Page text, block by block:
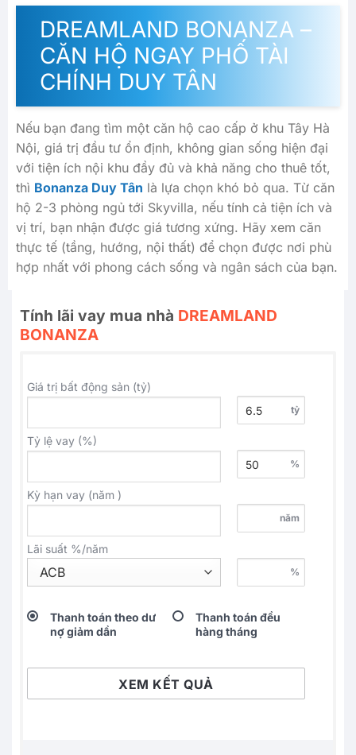
DREAMLAND BONANZA –
CĂN HỘ NGAY PHỐ TÀI
CHÍNH DUY TÂN
Nếu bạn đang tìm một căn hộ cao cấp ở khu Tây Hà
Nội, giá trị đầu tư ổn định, không gian sống hiện đại
với tiện ích nội khu đầy đủ và khả năng cho thuê tốt,
thì Bonanza Duy Tân là lựa chọn khó bỏ qua. Từ căn
hộ 2-3 phòng ngủ tới Skyvilla, nếu tính cả tiện ích và
vị trí, bạn nhận được giá tương xứng. Hãy xem căn
thực tế (tầng, hướng, nội thất) để chọn được nơi phù
hợp nhất với phong cách sống và ngân sách của bạn.
Tính lãi vay mua nhà DREAMLAND
BONANZA
Giá trị bất động sản (tỷ)
tỷ
Tỷ lệ vay (%)
%
Kỳ hạn vay (năm )
năm
Lãi suất %/năm
%
Thanh toán theo dư
nợ giảm dần
Thanh toán đều
hàng tháng
XEM KẾT QUẢ